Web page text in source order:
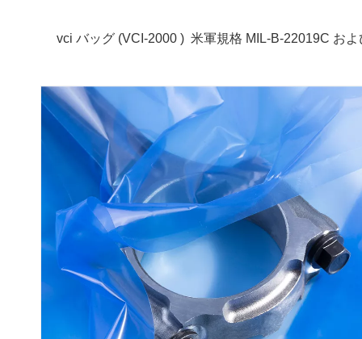
vci バッグ (VCI-2000 ) 米軍規格 MIL-B-22019C お